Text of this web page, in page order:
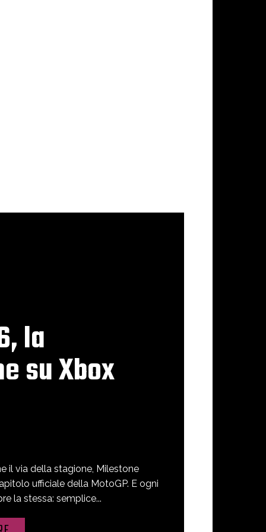
la
su Xbox
il via della stagione, Milestone
ufficiale della MotoGP. E ogni
la stessa: semplice...